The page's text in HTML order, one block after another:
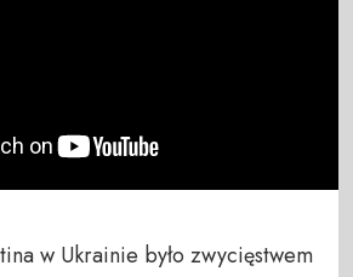
w Ukrainie było zwycięstwem